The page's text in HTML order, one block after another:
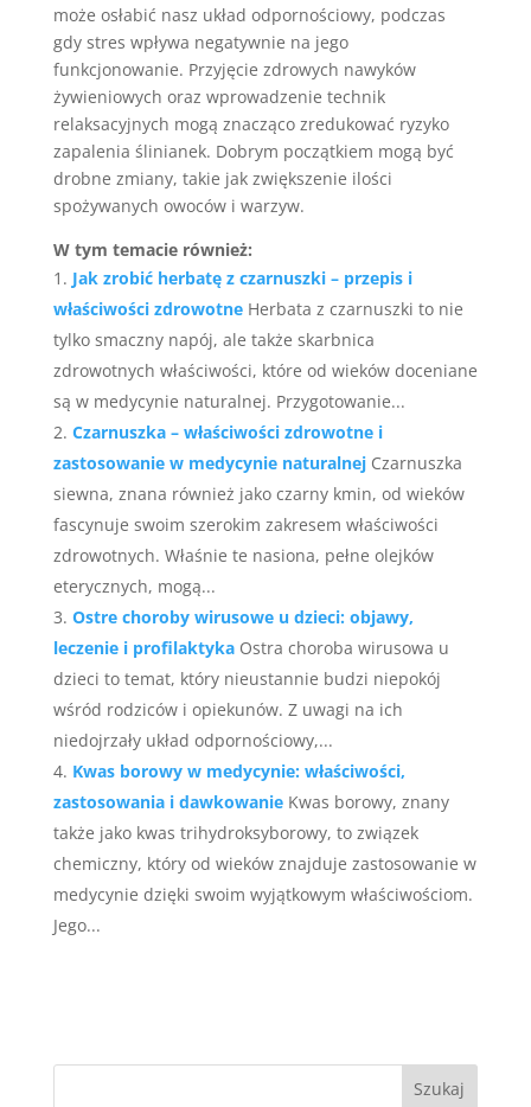
może osłabić nasz układ odpornościowy, podczas
gdy stres wpływa negatywnie na jego
funkcjonowanie. Przyjęcie zdrowych nawyków
żywieniowych oraz wprowadzenie technik
relaksacyjnych mogą znacząco zredukować ryzyko
zapalenia ślinianek. Dobrym początkiem mogą być
drobne zmiany, takie jak zwiększenie ilości
spożywanych owoców i warzyw.
W tym temacie również:
Jak zrobić herbatę z czarnuszki – przepis i
właściwości zdrowotne Herbata z czarnuszki to nie
tylko smaczny napój, ale także skarbnica
zdrowotnych właściwości, które od wieków doceniane
są w medycynie naturalnej. Przygotowanie...
Czarnuszka – właściwości zdrowotne i
zastosowanie w medycynie naturalnej Czarnuszka
siewna, znana również jako czarny kmin, od wieków
fascynuje swoim szerokim zakresem właściwości
zdrowotnych. Właśnie te nasiona, pełne olejków
eterycznych, mogą...
Ostre choroby wirusowe u dzieci: objawy,
leczenie i profilaktyka Ostra choroba wirusowa u
dzieci to temat, który nieustannie budzi niepokój
wśród rodziców i opiekunów. Z uwagi na ich
niedojrzały układ odpornościowy,...
Kwas borowy w medycynie: właściwości,
zastosowania i dawkowanie Kwas borowy, znany
także jako kwas trihydroksyborowy, to związek
chemiczny, który od wieków znajduje zastosowanie w
medycynie dzięki swoim wyjątkowym właściwościom.
Jego...